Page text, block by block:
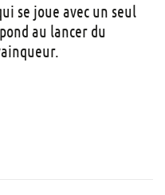
se joue avec un seul
au lancer du